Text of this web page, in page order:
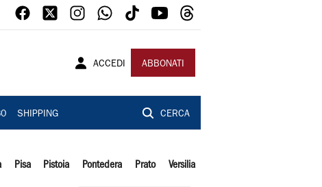
ACCEDI ABBONATI
SHIPPING CERCA
Pisa Pistoia Pontedera Prato Versilia